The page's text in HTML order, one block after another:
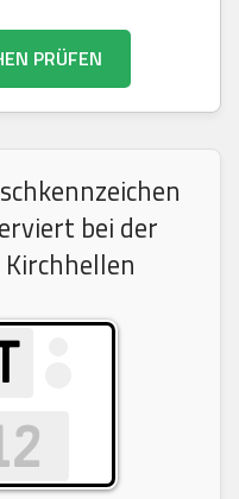
PRÜFEN
bei der